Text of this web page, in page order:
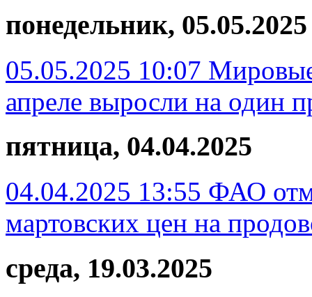
понедельник, 05.05.2025
05.05.2025 10:07
апреле выросли на один
пятница, 04.04.2025
04.04.2025 13:55 ФАО
мартовских цен на
среда, 19.03.2025